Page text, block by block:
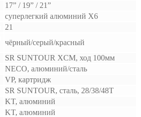
17” / 19” / 21”
суперлегкий алюминий X6
21
чёрный/серый/красный
SR SUNTOUR XCM, ход 100мм
NECO, алюминий/сталь
VP, картридж
SR SUNTOUR, сталь, 28/38/48T
KT, алюминий
KT, алюминий